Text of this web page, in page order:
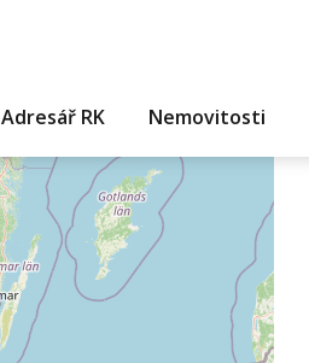
Adresář RK Nemovitosti